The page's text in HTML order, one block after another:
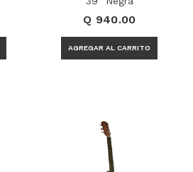
Q 940.00